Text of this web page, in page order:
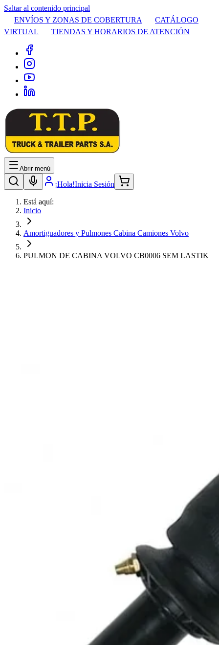
Saltar al contenido principal
ENVÍOS Y ZONAS DE COBERTURA
CATÁLOGO
VIRTUAL
TIENDAS Y HORARIOS DE ATENCIÓN
Abrir menú
¡Hola!Inicia Sesión
Está aquí:
Inicio
Amortiguadores y Pulmones Cabina Camiones Volvo
PULMON DE CABINA VOLVO CB0006 SEM LASTIK